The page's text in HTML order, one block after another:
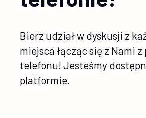
Bierz udział w dyskusji z
miejsca łącząc się z Nami z
telefonu! Jesteśmy
platformie.